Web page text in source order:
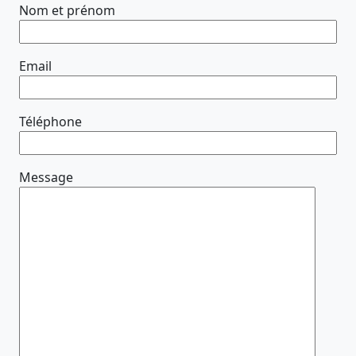
Nom et prénom
Email
Téléphone
Message